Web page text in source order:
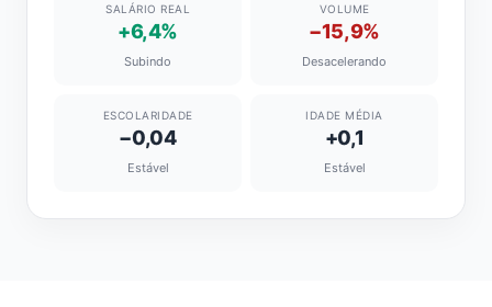
SALÁRIO REAL
+6,4%
Subindo
VOLUME
−15,9%
Desacelerando
ESCOLARIDADE
−0,04
Estável
IDADE MÉDIA
+0,1
Estável